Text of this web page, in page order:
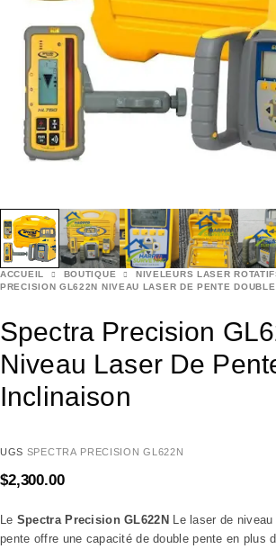
ACCUEIL BOUTIQUE NIVELEURS LASER
PRECISION GL622N NIVEAU LASER DE PENTE
Spectra Precision
Niveau Laser De
Inclinaison
UGS SPECTRA PRECISION GL622N
$2,300.00
Le Spectra Precision GL622N Le laser de
pente offre une capacité de double pente en plus